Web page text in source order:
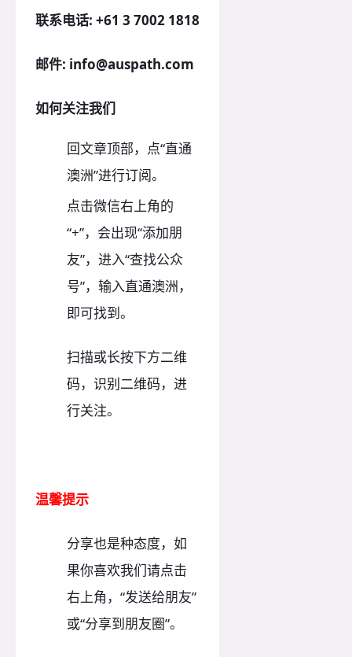
联系电话: +61 3 7002 1818
邮件: info@auspath.com
如何关注我们
回文章顶部，点“直通
澳洲”进行订阅。
点击微信右上角的
“+”，会出现“添加朋
友”，进入“查找公众
号”，输入直通澳洲，
即可找到。
扫描或长按下方二维
码，识别二维码，进
行关注。
温馨提示
分享也是种态度，如
果你喜欢我们请点击
右上角，“发送给朋友”
或“分享到朋友圈”。